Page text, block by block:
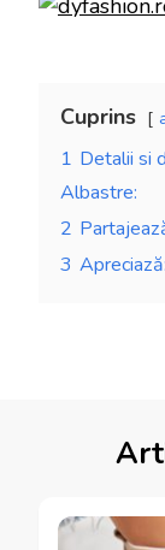
Cuprins
1 Detalii si
Albastre:
2
3 Apreciază: